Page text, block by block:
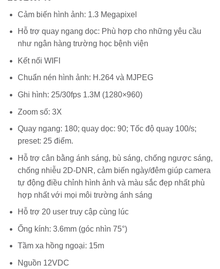
Cảm biến hình ảnh: 1.3 Megapixel
Hỗ trợ quay ngang dọc: Phù hợp cho những yêu cầu
như ngân hàng trường học bệnh viện
Kết nối WIFI
Chuẩn nén hình ảnh: H.264 và MJPEG
Ghi hình: 25/30fps 1.3M (1280×960)
Zoom số: 3X
Quay ngang: 180; quay dọc: 90; Tốc độ quay 100/s;
preset: 25 điểm.
Hỗ trợ cân bằng ánh sáng, bù sáng, chống ngược sáng,
chống nhiễu 2D-DNR, cảm biến ngày/đêm giúp camera
tự động điều chỉnh hình ảnh và màu sắc đẹp nhất phù
hợp nhất với mọi môi trường ánh sáng
Hỗ trợ 20 user truy cập cùng lúc
Ống kính: 3.6mm (góc nhìn 75°)
Tầm xa hồng ngoại: 15m
Nguồn 12VDC